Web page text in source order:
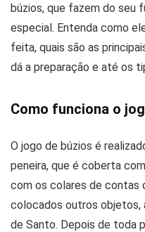
búzios, que fazem do seu
especial. Entenda como
feita, quais são as
dá a preparação e até os
Como funciona o
O jogo de búzios é
peneira, que é coberta
com os colares de contas
colocados outros objetos,
de Santo. Depois de toda